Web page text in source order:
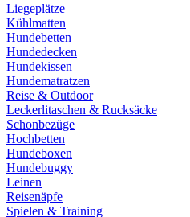
Liegeplätze
Kühlmatten
Hundebetten
Hundedecken
Hundekissen
Hundematratzen
Reise & Outdoor
Leckerlitaschen & Rucksäcke
Schonbezüge
Hochbetten
Hundeboxen
Hundebuggy
Leinen
Reisenäpfe
Spielen & Training